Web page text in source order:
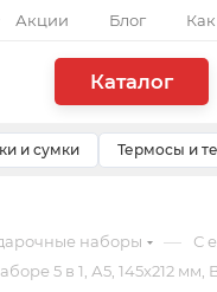
Акции Блог
Каталог
и сумки Термосы и
наборы — С
5 в 1, А5, 145x212 мм,